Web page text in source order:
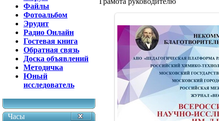
Файлы
Фотоальбом
Эрудит
Радио Онлайн
Гостевая книга
Обратная связь
Доска объявлений
Методичка
Юный
исследователь
Часы